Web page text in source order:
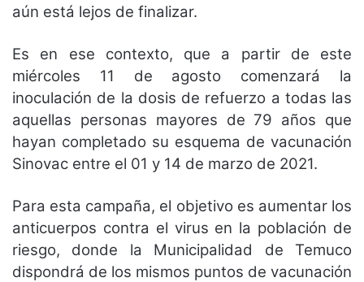
aún está lejos de finalizar.
Es en ese contexto, que a partir de este
miércoles 11 de agosto comenzará la
inoculación de la dosis de refuerzo a todas las
aquellas personas mayores de 79 años que
hayan completado su esquema de vacunación
Sinovac entre el 01 y 14 de marzo de 2021.
Para esta campaña, el objetivo es aumentar los
anticuerpos contra el virus en la población de
riesgo, donde la Municipalidad de Temuco
dispondrá de los mismos puntos de vacunación